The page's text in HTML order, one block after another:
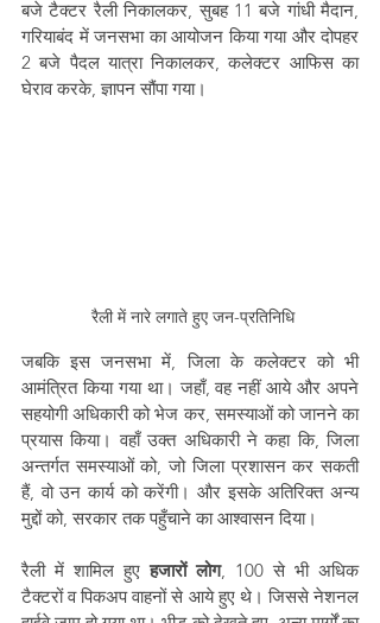
बजे टैक्टर रैली निकालकर, सुबह 11 बजे गांधी मैदान,
गरियाबंद में जनसभा का आयोजन किया गया और दोपहर
2 बजे पैदल यात्रा निकालकर, कलेक्टर आफिस का
घेराव करके, ज्ञापन सौंपा गया।
रैली में नारे लगाते हुए जन-प्रतिनिधि
जबकि इस जनसभा में, जिला के कलेक्टर को भी
आमंत्रित किया गया था। जहाँ, वह नहीं आये और अपने
सहयोगी अधिकारी को भेज कर, समस्याओं को जानने का
प्रयास किया। वहाँ उक्त अधिकारी ने कहा कि, जिला
अन्तर्गत समस्याओं को, जो जिला प्रशासन कर सकती
हैं, वो उन कार्य को करेंगी। और इसके अतिरिक्त अन्य
मुद्दों को, सरकार तक पहुँचाने का आश्वासन दिया।
रैली में शामिल हुए हजारों लोग, 100 से भी अधिक
टैक्टरों व पिकअप वाहनों से आये हुए थे। जिससे नेशनल